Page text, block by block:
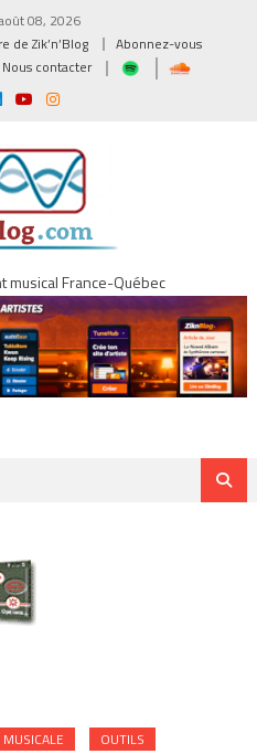
08, 2026
de Zik’n’Blog
Abonnez-vous
Nous contacter
musical France-Québec
OUTILS